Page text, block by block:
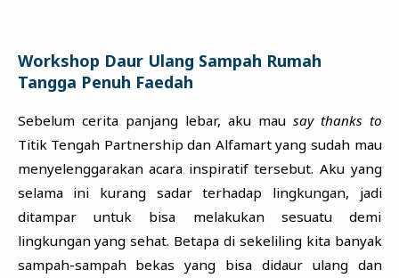
Workshop Daur Ulang Sampah Rumah
Tangga Penuh Faedah
Sebelum cerita panjang lebar, aku mau say thanks to
Titik Tengah Partnership dan Alfamart yang sudah mau
menyelenggarakan acara inspiratif tersebut. Aku yang
selama ini kurang sadar terhadap lingkungan, jadi
ditampar untuk bisa melakukan sesuatu demi
lingkungan yang sehat. Betapa di sekeliling kita banyak
sampah-sampah bekas yang bisa didaur ulang dan